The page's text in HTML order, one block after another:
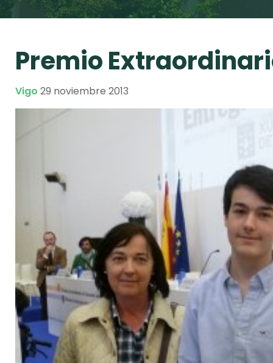
Premio
Vigo 29 noviembre 2013